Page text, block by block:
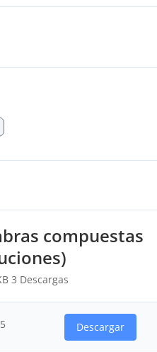
compuestas
3 Descargas
Descargar